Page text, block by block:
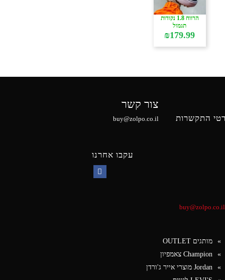
הרווח 1.8 נקודות
תגמול
₪179.99
התקשרות
צור קשר
buy@zolpo.co.il
עקבו אחרנו
buy@zolpo.co.il
מותגים OUTLET
Champion צאמפיון
Jordan מוצרי אייר ג'ורדן